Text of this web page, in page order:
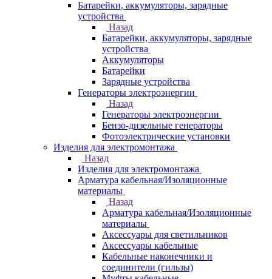
Батарейки, аккумуляторы, зарядные
устройства
Назад
Батарейки, аккумуляторы, зарядные
устройства
Аккумуляторы
Батарейки
Зарядные устройства
Генераторы электроэнергии
Назад
Генераторы электроэнергии
Бензо-дизельные генераторы
Фотоэлектрические установки
Изделия для электромонтажа
Назад
Изделия для электромонтажа
Арматура кабельная/Изоляционные
материалы
Назад
Арматура кабельная/Изоляционные
материалы
Аксессуары для светильников
Аксессуары кабельные
Кабельные наконечники и
соединители (гильзы)